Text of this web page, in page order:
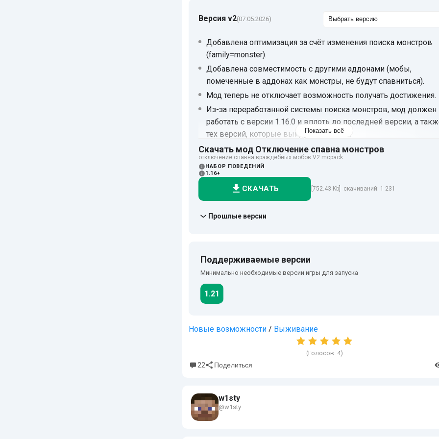
Версия v2(07.05.2026)
Добавлена оптимизация за счёт изменения поиска монстров
(family=monster).
Добавлена совместимость с другими аддонами (мобы,
помеченные в аддонах как монстры, не будут спавниться).
Мод теперь не отключает возможность получать достижения.
Из-за переработанной системы поиска монстров, мод должен
работать с версии 1.16.0 и вплоть до последней версии, а
тех версий, которые выйдут после неё.
Эндер дракон теперь может спавниться.
Показать всё
Скачать мод Отключение спавна монстров
отключение спавна враждебных мобов V2.mcpack
НАБОР ПОВЕДЕНИЙ
1.16+
СКАЧАТЬ [752.43 Kb] скачиваний: 1 231
Прошлые версии
Поддерживаемые версии
Минимально необходимые версии игры для запуска
1.21
Новые возможности / Выживание
(Голосов: 4)
22 Поделиться
w1sty
@w1sty